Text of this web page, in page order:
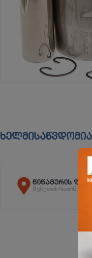
წიწამურის
მცხეთის რაიონი,